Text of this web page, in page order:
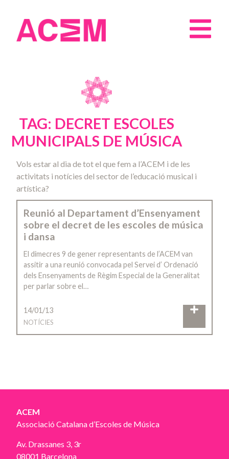
TAG: DECRET ESCOLES
MUNICIPALS DE MÚSICA
Vols estar al dia de tot el que fem a l’ACEM i de les
activitats i notícies del sector de l’educació musical i
artística?
Reunió al Departament d’Ensenyament
sobre el decret de les escoles de música
i dansa
El dimecres 9 de gener representants de l’ACEM van
assitir a una reunió convocada pel Servei d’ Ordenació
dels Ensenyaments de Règim Especial de la Generalitat
per parlar sobre el…
14/01/13
NOTÍCIES
ACEM
Associació Catalana d’Escoles de Música
Av. Drassanes 3, 3r
08001 Barcelona